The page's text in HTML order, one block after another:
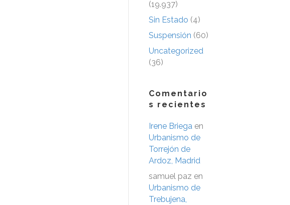
(19.937)
Sin Estado (4)
Suspensión (60)
Uncategorized
(36)
Comentario
s recientes
Irene Briega en
Urbanismo de
Torrejón de
Ardoz, Madrid
samuel paz en
Urbanismo de
Trebujena,